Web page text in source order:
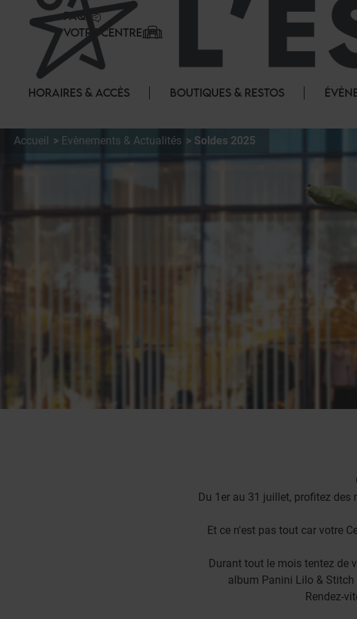
FAQ
VOTRE CENTRE
HORAIRES & ACCÈS BOUTIQUES & RESTOS
Accueil Evènements & Actualités Soldes 2025
Du 1er au 31 juillet, profitez
Et ce n'est pas tout car votre
Durant tout le mois tentez de
album Panini Lilo &
Rendez-
Panneau de gestion des cookies